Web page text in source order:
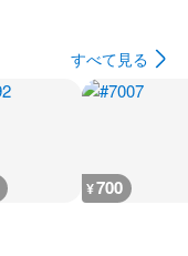
すべて見る
¥700